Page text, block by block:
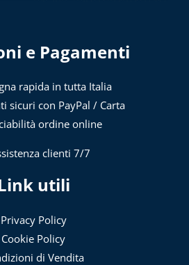
e Pagamenti
rapida in tutta Italia
sicuri con PayPal / Carta
ordine online
clienti 7/7
utili
Privacy Policy
Cookie Policy
di Vendita